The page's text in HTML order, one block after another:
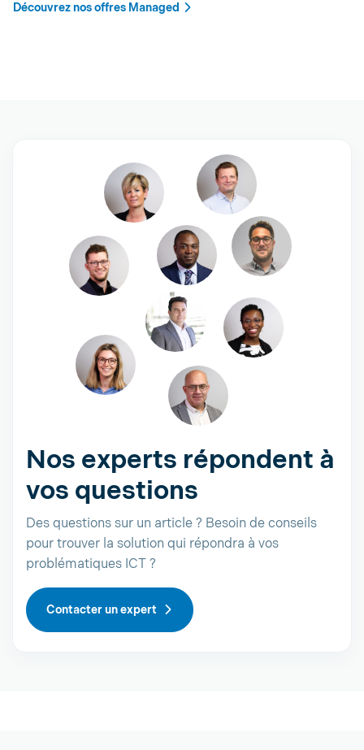
Découvrez nos offres Managed
Nos experts répondent à
vos questions
Des questions sur un article ? Besoin de conseils
pour trouver la solution qui répondra à vos
problématiques ICT ?
Contacter un expert